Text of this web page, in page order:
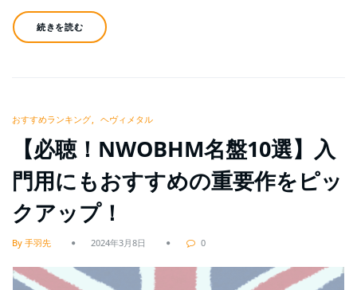
続きを読む
おすすめランキング ヘヴィメタル
【必聴！NWOBHM名盤10選】入
門用にもおすすめの重要作をピッ
クアップ！
By 手羽先 2024年3月8日 0